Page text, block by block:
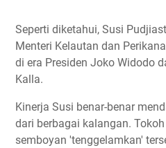
Seperti diketahui, Susi
Menteri Kelautan dan
di era Presiden Joko Widodo
Kalla.
Kinerja Susi benar-benar
dari berbagai kalangan.
semboyan 'tenggelamkan'